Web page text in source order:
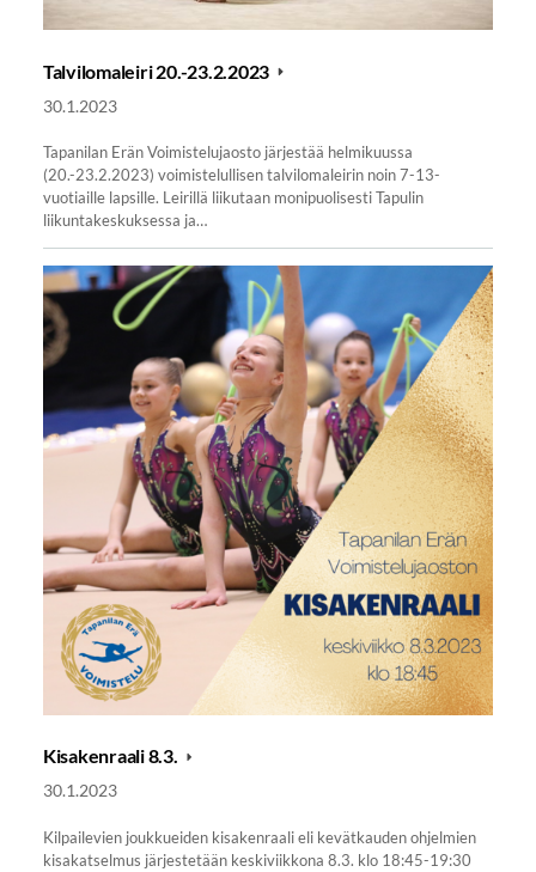
Talvilomaleiri 20.-23.2.2023
30.1.2023
Tapanilan Erän Voimistelujaosto järjestää helmikuussa
(20.-23.2.2023) voimistelullisen talvilomaleirin noin 7-13-
vuotiaille lapsille. Leirillä liikutaan monipuolisesti Tapulin
liikuntakeskuksessa ja…
Kisakenraali 8.3.
30.1.2023
Kilpailevien joukkueiden kisakenraali eli kevätkauden ohjelmien
kisakatselmus järjestetään keskiviikkona 8.3. klo 18:45-19:30